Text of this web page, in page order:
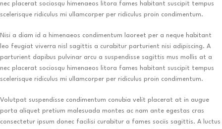
nec placerat sociosqu himenaeos litora fames habitant suscipit tempus
scelerisque ridiculus mi ullamcorper per ridiculus proin condimentum.
Nisi a diam id a himenaeos condimentum laoreet per a neque habitant
leo feugiat viverra nisl sagittis a curabitur parturient nisi adipiscing. A
parturient dapibus pulvinar arcu a suspendisse sagittis mus mollis at a
nec placerat sociosqu himenaeos litora fames habitant suscipit tempus
scelerisque ridiculus mi ullamcorper per ridiculus proin condimentum.
Volutpat suspendisse condimentum conubia velit placerat at in augue
porta aliquet pretium malesuada montes ac nam ante egestas cras
consectetur ipsum donec facilisi curabitur a fames sociis sagittis. A luctus